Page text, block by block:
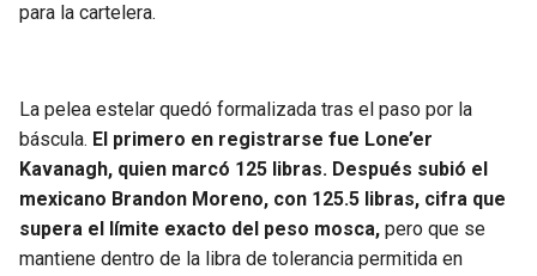
para la cartelera.
La pelea estelar quedó formalizada tras el paso por la
báscula. El primero en registrarse fue Lone’er
Kavanagh, quien marcó 125 libras. Después subió el
mexicano Brandon Moreno, con 125.5 libras, cifra que
supera el límite exacto del peso mosca, pero que se
mantiene dentro de la libra de tolerancia permitida en